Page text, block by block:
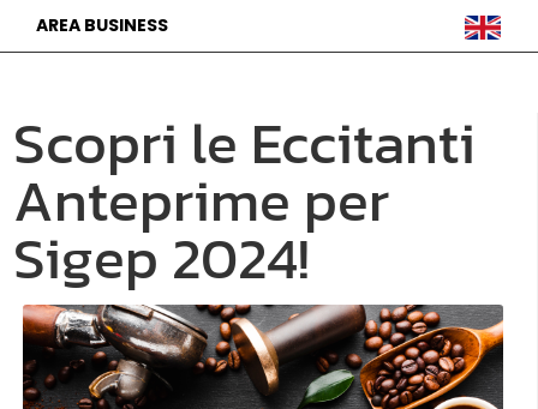
AREA BUSINESS
Scopri le Eccitanti
Anteprime per
Sigep 2024!